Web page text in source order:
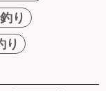
り
り